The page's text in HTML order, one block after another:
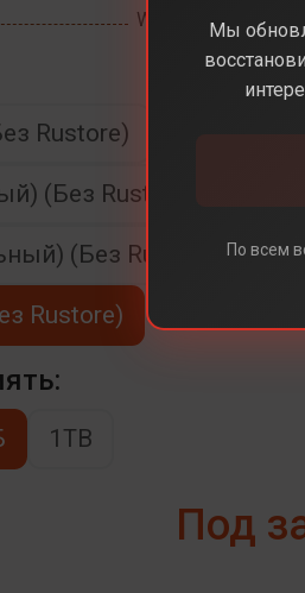
White (Белый) (Без
Rustore)
(Без Rustore)
(Без Rustore)
Rustore)
1TB
Под
Мы
По всем